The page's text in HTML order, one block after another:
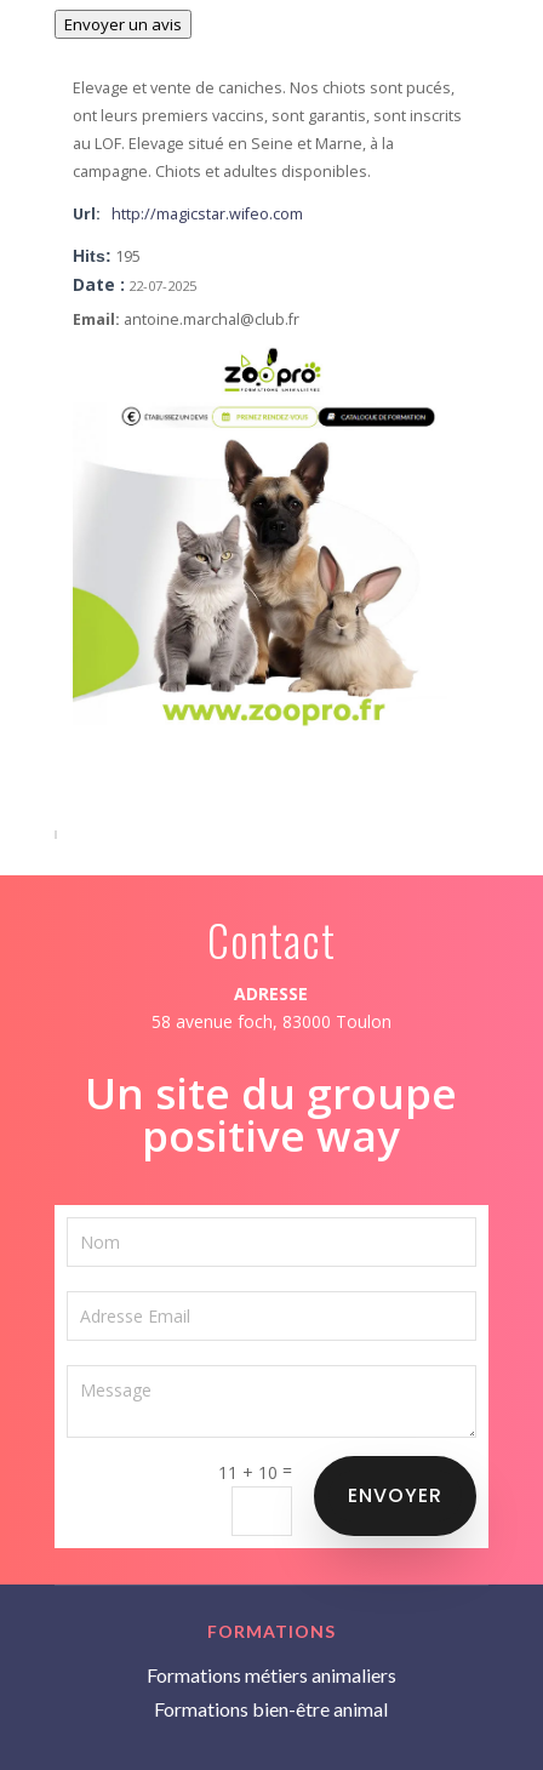
Envoyer un avis
Elevage et vente de caniches. Nos chiots sont pucés,
ont leurs premiers vaccins, sont garantis, sont inscrits
au LOF. Elevage situé en Seine et Marne, à la
campagne. Chiots et adultes disponibles.
Url: http://magicstar.wifeo.com
Hits: 195
Date : 22-07-2025
Email: antoine.marchal@club.fr
Contact
ADRESSE
58 avenue foch, 83000 Toulon
Un site du groupe
positive way
11 + 10 =
ENVOYER
FORMATIONS
Formations métiers animaliers
Formations bien-être animal